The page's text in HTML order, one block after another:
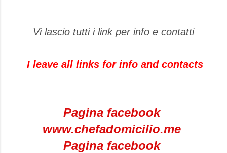
Vi lascio tutti i link per info e contatti
I leave all links for info and contacts
Pagina facebook
www.chefadomicilio.me
Pagina facebook